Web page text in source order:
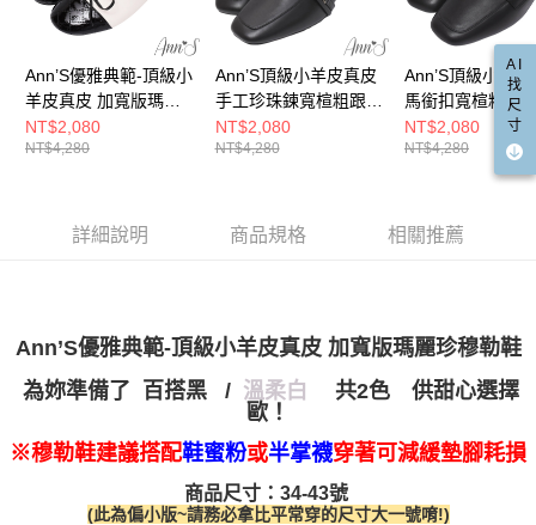
「AFTEE先享後付」，若未經同意申辦者引起之損失，本公司不負相關責
４．使用「AFTEE先享後付」時，將依據個別帳號之用戶狀況，依本公司即
時審查核予不同之上限額度；若仍有額度不足之情形，本公司將視審查結果
請求用戶進行身份認證。
５．嚴禁一人註冊多個帳號或使用他人資訊註冊。若發現惡意使用之情形，
恩沛科技股份有限公司將有權停止該用戶之使用額度並採取法律行動。
宅配
每筆NT$100，滿NT$999(含以上)免運費
國家/地區配送(非順豐配送，勿填寫順豐智能櫃地址) 查看運費
國家/地區配送(限中國大陸地區) 查看運費
Ann’S優雅典範-頂級小
羊皮真皮 加寬版瑪麗
珍穆勒鞋1cm-白 (版型
偏小)
NT$2,080
NT$4,280
Ann’S頂級小羊皮真皮
手工珍珠鍊寬楦粗跟穆
勒鞋3.5cm-黑
NT$2,080
NT$4,280
Ann’S頂級小羊
馬銜扣寬楦粗跟
3.5cm-黑
NT$2,080
NT$4,280
詳細說明 商品規格 相關推薦
Ann’S優雅典範-頂級小羊皮真皮 加寬版瑪麗珍穆勒鞋
為妳準備了 百搭黑
/ 溫柔白
共2色 供甜心選擇
歐！
※穆勒鞋建議搭配鞋蜜粉或半掌襪穿著可減緩墊腳耗損
商品尺寸：34-43號
(此為偏小版~請務必拿比平常穿的尺寸大一號唷!)
AI
找
尺
寸